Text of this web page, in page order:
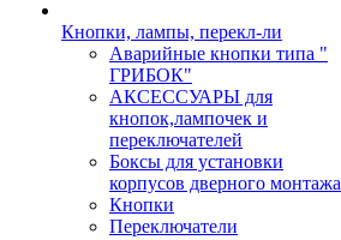
Кнопки, лампы, перекл-ли
Аварийные кнопки типа "
ГРИБОК"
АКСЕССУАРЫ для
кнопок,лампочек и
переключателей
Боксы для установки
корпусов дверного монтажа
Кнопки
Переключатели